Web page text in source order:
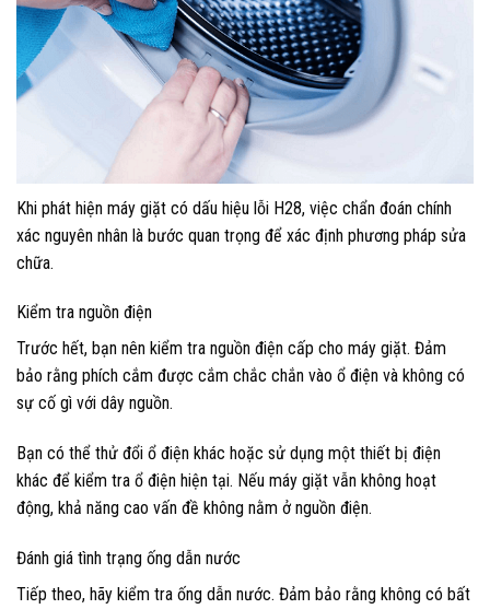
Khi phát hiện máy giặt có dấu hiệu lỗi H28, việc chẩn đoán chính
xác nguyên nhân là bước quan trọng để xác định phương pháp sửa
chữa.
Kiểm tra nguồn điện
Trước hết, bạn nên kiểm tra nguồn điện cấp cho máy giặt. Đảm
bảo rằng phích cắm được cắm chắc chắn vào ổ điện và không có
sự cố gì với dây nguồn.
Bạn có thể thử đổi ổ điện khác hoặc sử dụng một thiết bị điện
khác để kiểm tra ổ điện hiện tại. Nếu máy giặt vẫn không hoạt
động, khả năng cao vấn đề không nằm ở nguồn điện.
Đánh giá tình trạng ống dẫn nước
Tiếp theo, hãy kiểm tra ống dẫn nước. Đảm bảo rằng không có bất